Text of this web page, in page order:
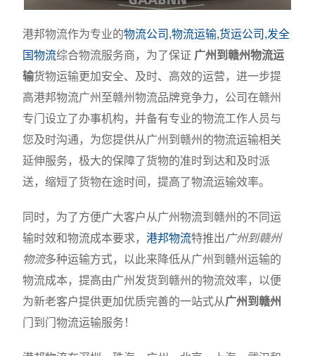
港邦物流作为专业的物流公司,物流运输,货运公司,发全
国物流综合物流服务商，为了保证 广州到赣州物流运
输货物运输更加安全、及时、高效的运营，进一步提
高港邦物流广州至赣州物流品牌竞争力，公司在赣州
专门设立了办事机构，并备有专业的物流工作人员与
您及时沟通，为您提供从广州到赣州的物流运输相关
延伸服务，极大的保障了货物的准时到达和及时派
送，缩短了货物在途时间，提高了物流运输效率。
同时，为了方便广大客户从广州物流到赣州的不同运
输时效和物流成本要求，港邦物流特推出广州到赣州
物流多种运输方式，以此来降低从广州到赣州运输的
物流成本，提高由广州发货到赣州的物流效率，以便
为新老客户提供更加优质完善的一站式从广州到赣州
门到门物流运输服务！